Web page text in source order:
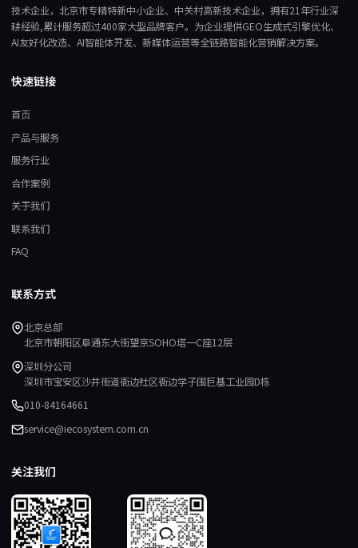
技术企业，北京市专精特新中小企业、中关村高新技术企业，拥有21年行业深
耕经验,累计服务超过400家大型品牌客户。为企业提供GEO生成式引擎优化、
AI友好化改造、AI智能体开发、新媒体运营等全链路智能化营销解决方案。
快速链接
首页
产品与服务
服务行业
合作案例
关于我们
联系我们
FAQ
联系方式
北京总部
北京市朝阳区阜通东大街望京SOHO塔一C座12层
深圳分公司
深圳市宝安区沙井街道衙边社区衙边学子围巨基工业园D栋
010-84164661
service@iecosystem.com.cn
关注我们